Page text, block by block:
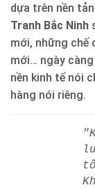
dựa trên nền
Tranh Bắc Ninh
mới, những chế
mới… ngày
nền kinh tế nói
hàng nói riêng.